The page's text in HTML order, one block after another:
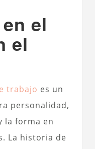
el
el
trabajo es un
personalidad,
la forma en
La historia de